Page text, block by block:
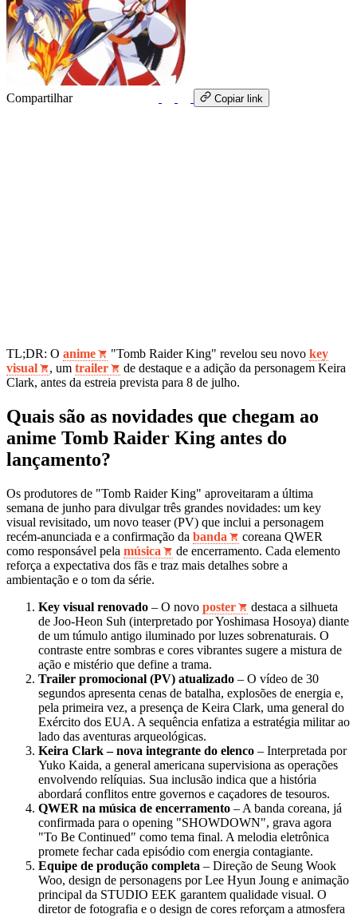
Compartilhar Copiar link
TL;DR: O anime "Tomb Raider King" revelou seu novo key
visual
, um trailer
de destaque e a adição da personagem Keira
Clark, antes da estreia prevista para 8 de julho.
Quais são as novidades que chegam ao
anime Tomb Raider King antes do
lançamento?
Os produtores de "Tomb Raider King" aproveitaram a última
semana de junho para divulgar três grandes novidades: um key
visual revisitado, um novo teaser (PV) que inclui a personagem
recém‑anunciada e a confirmação da banda
coreana QWER
como responsável pela música
de encerramento. Cada elemento
reforça a expectativa dos fãs e traz mais detalhes sobre a
ambientação e o tom da série.
Key visual renovado – O novo poster
destaca a silhueta
de Joo‑Heon Suh (interpretado por Yoshimasa Hosoya) diante
de um túmulo antigo iluminado por luzes sobrenaturais. O
contraste entre sombras e cores vibrantes sugere a mistura de
ação e mistério que define a trama.
Trailer promocional (PV) atualizado – O vídeo de 30
segundos apresenta cenas de batalha, explosões de energia e,
pela primeira vez, a presença de Keira Clark, uma general do
Exército dos EUA. A sequência enfatiza a estratégia militar ao
lado das aventuras arqueológicas.
Keira Clark – nova integrante do elenco – Interpretada por
Yuko Kaida, a general americana supervisiona as operações
envolvendo relíquias. Sua inclusão indica que a história
abordará conflitos entre governos e caçadores de tesouros.
QWER na música de encerramento – A banda coreana, já
confirmada para o opening "SHOWDOWN", grava agora
"To Be Continued" como tema final. A melodia eletrônica
promete fechar cada episódio com energia contagiante.
Equipe de produção completa – Direção de Seung Wook
Woo, design de personagens por Lee Hyun Joung e animação
principal da STUDIO EEK garantem qualidade visual. O
diretor de fotografia e o design de cores reforçam a atmosfera